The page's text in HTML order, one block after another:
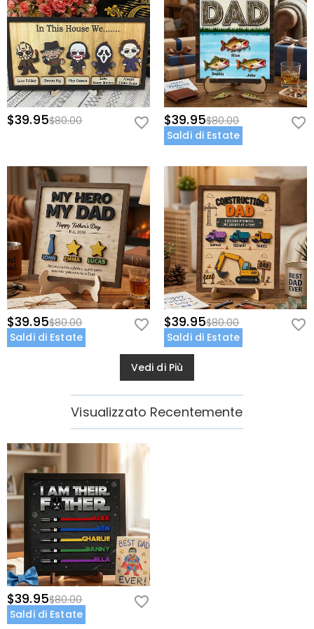
$39.95$80.00 $39.95$80.00
Saldi di Estate
$39.95$80.00
Saldi di Estate
$39.95$80.00
Saldi di Estate
Vedi di Più
Visualizzato Recentemente
$39.95$80.00
Saldi di Estate